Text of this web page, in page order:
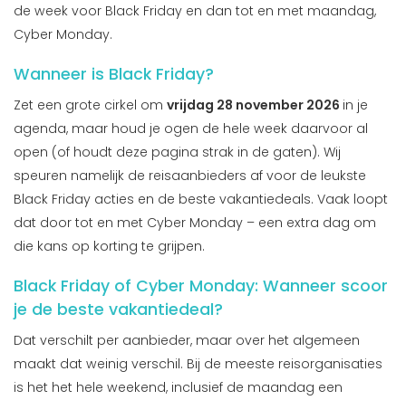
de week voor Black Friday en dan tot en met maandag,
Cyber Monday.
Wanneer is Black Friday?
Zet een grote cirkel om vrijdag 28 november 2026 in je
agenda, maar houd je ogen de hele week daarvoor al
open (of houdt deze pagina strak in de gaten). Wij
speuren namelijk de reisaanbieders af voor de leukste
Black Friday acties en de beste vakantiedeals. Vaak loopt
dat door tot en met Cyber Monday – een extra dag om
die kans op korting te grijpen.
Black Friday of Cyber Monday: Wanneer scoor
je de beste vakantiedeal?
Dat verschilt per aanbieder, maar over het algemeen
maakt dat weinig verschil. Bij de meeste reisorganisaties
is het het hele weekend, inclusief de maandag een